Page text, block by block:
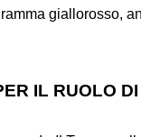
giallorosso,
IL RUOLO